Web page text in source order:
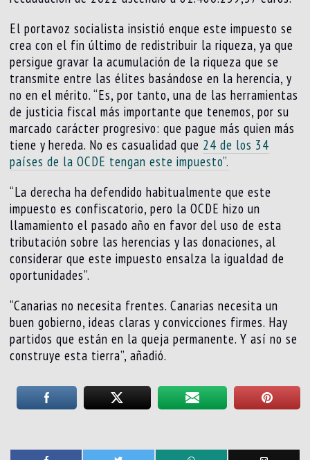
El portavoz socialista insistió enque este impuesto se
crea con el fin último de redistribuir la riqueza, ya que
persigue gravar la acumulación de la riqueza que se
transmite entre las élites basándose en la herencia, y
no en el mérito. “Es, por tanto, una de las herramientas
de justicia fiscal más importante que tenemos, por su
marcado carácter progresivo: que pague más quien más
tiene y hereda. No es casualidad que 24 de los 34
países de la OCDE tengan este impuesto”.
“La derecha ha defendido habitualmente que este
impuesto es confiscatorio, pero la OCDE hizo un
llamamiento el pasado año en favor del uso de esta
tributación sobre las herencias y las donaciones, al
considerar que este impuesto ensalza la igualdad de
oportunidades”.
“Canarias no necesita frentes. Canarias necesita un
buen gobierno, ideas claras y convicciones firmes. Hay
partidos que están en la queja permanente. Y así no se
construye esta tierra”, añadió.